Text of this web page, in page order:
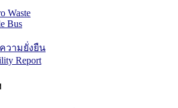
Waste
Bus
วามยั่งยืน
Report